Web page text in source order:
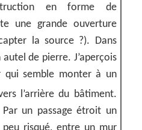
en forme de
une grande ouverture
la source ?). Dans
de pierre. J’aperçois
qui semble monter à un
l’arrière du bâtiment.
Par un passage étroit un